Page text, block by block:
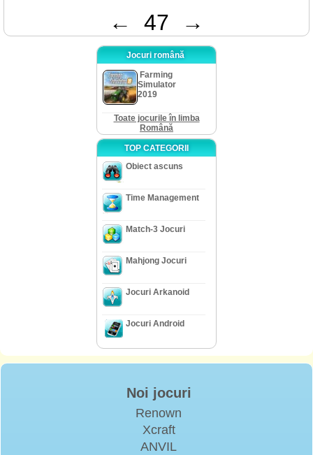
← 47 →
Jocuri română
Farming
Simulator
2019
Toate jocurile în limba
Română
TOP CATEGORII
Obiect ascuns
Time Management
Match-3 Jocuri
Mahjong Jocuri
Jocuri Arkanoid
Jocuri Android
Noi jocuri
Renown
Xcraft
ANVIL